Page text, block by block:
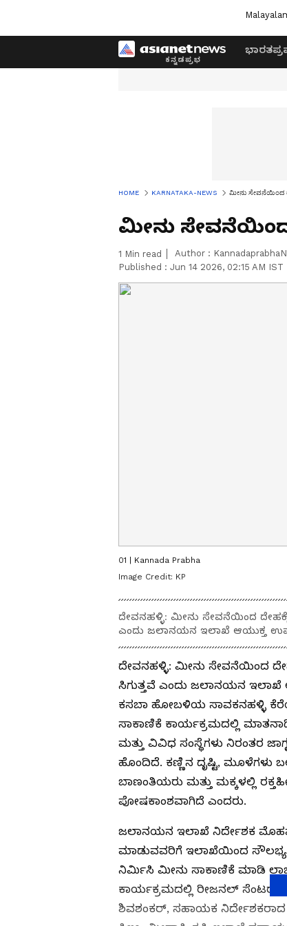
ಭಾರತ
HOME KARNATAKA-NEWS ಮೀನು ಸೇವನೆಯಿಂದ
ಮೀನು ಸೇವನೆಯಿಂದ
1 Min read Author :
Published : Jun 14 2026, 02:15 AM IST
01 | Kannada Prabha
Image Credit: KP
ದೇವನಹಳ್ಳಿ: ಮೀನು ಸೇವನೆಯಿಂದ
ಎಂದು ಜಲಾನಯನ ಇಲಾಖೆ ಆಯುಕ್ತ
ದೇವನಹಳ್ಳಿ: ಮೀನು ಸೇವನೆಯಿಂದ
ಸಿಗುತ್ತವೆ ಎಂದು ಜಲಾನಯನ ಇಲಾಖೆ
ಕಸಬಾ ಹೋಬಳಿಯ ಸಾವಕನಹಳ್ಳಿ
ಸಾಕಾಣಿಕೆ ಕಾರ್ಯಕ್ರಮದಲ್ಲಿ
ಮತ್ತು ವಿವಿಧ ಸಂಸ್ಥೆಗಳು ನಿರಂತರ
ಹೊಂದಿದೆ. ಕಣ್ಣಿನ ದೃಷ್ಟಿ, ಮೂಳೆಗಳು
ಬಾಣಂತಿಯರು ಮತ್ತು ಮಕ್ಕಳಲ್ಲಿ
ಪೋಷಕಾಂಶವಾಗಿದೆ ಎಂದರು.
ಜಲಾನಯನ ಇಲಾಖೆ ನಿರ್ದೇಶಕ
ಮಾಡುವವರಿಗೆ ಇಲಾಖೆಯಿಂದ ಸೌಲಭ್ಯ
ನಿರ್ಮಿಸಿ ಮೀನು ಸಾಕಾಣಿಕೆ ಮಾಡಿ
ಕಾರ್ಯಕ್ರಮದಲ್ಲಿ ರೀಜನಲ್ ಸೆಂಟರ್‌ನ
ಶಿವಶಂಕರ್‌, ಸಹಾಯಕ ನಿರ್ದೇಶಕರಾದ